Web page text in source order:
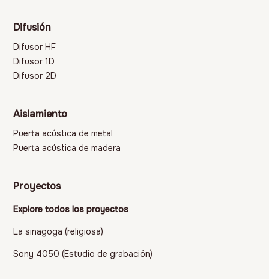
Difusión
Difusor HF
Difusor 1D
Difusor 2D
Aislamiento
Puerta acústica de metal
Puerta acústica de madera
Proyectos
Explore todos los proyectos
La sinagoga (religiosa)
Sony 4050 (Estudio de grabación)